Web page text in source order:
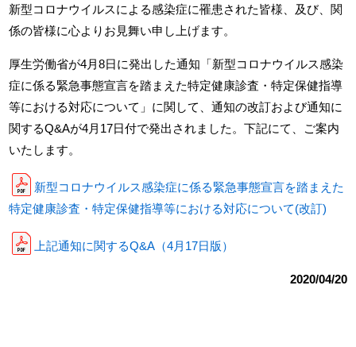
新型コロナウイルスによる感染症に罹患された皆様、及び、関
係の皆様に心よりお見舞い申し上げます。
厚生労働省が4月8日に発出した通知「新型コロナウイルス感染
症に係る緊急事態宣言を踏まえた特定健康診査・特定保健指導
等における対応について」に関して、通知の改訂および通知に
関するQ&Aが4月17日付で発出されました。下記にて、ご案内
いたします。
新型コロナウイルス感染症に係る緊急事態宣言を踏まえた
特定健康診査・特定保健指導等における対応について(改訂)
上記通知に関するQ&A（4月17日版）
2020/04/20